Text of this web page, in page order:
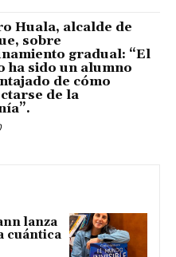
Huala, alcalde de
sobre
gradual: “El
ha sido un alumno
de cómo
de la
lanza
cuántica